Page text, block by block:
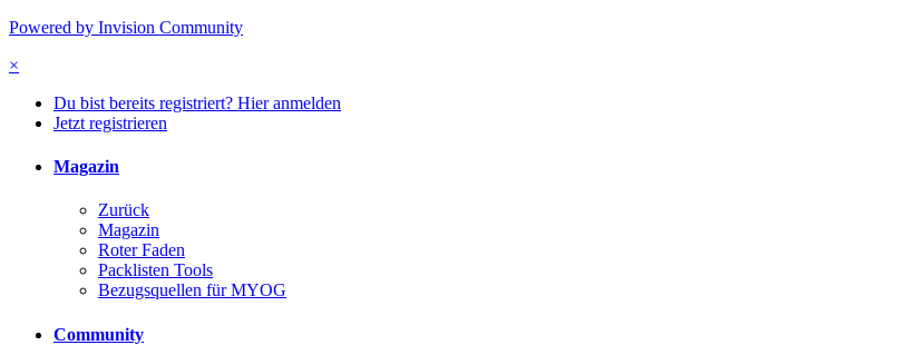
Powered by Invision Community
×
Du bist bereits registriert? Hier anmelden
Jetzt registrieren
Magazin
Zurück
Magazin
Roter Faden
Packlisten Tools
Bezugsquellen für MYOG
Community